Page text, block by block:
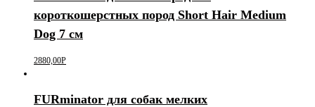
короткошерстных пород Short Hair Medium
Dog 7 см
2880,00Р
FURminator для собак мелких